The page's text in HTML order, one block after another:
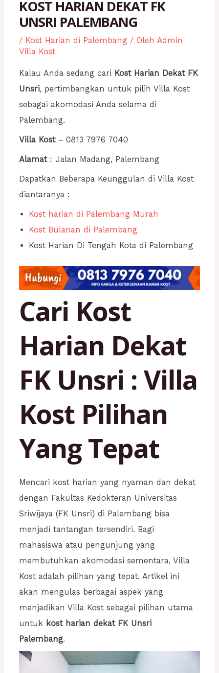
KOST HARIAN DEKAT FK
UNSRI PALEMBANG
/ Kost Harian di Palembang/ Oleh Admin
Villa Kost
Kalau Anda sedang cari Kost Harian Dekat FK
Unsri, pertimbangkan untuk pilih Villa Kost
sebagai akomodasi Anda selama di
Palembang.
Villa Kost– 0813 7976 7040
Alamat: Jalan Madang, Palembang
Dapatkan Beberapa Keunggulan di Villa Kost
diantaranya :
Kost harian di Palembang Murah
Kost Bulanan di Palembang
Kost Harian Di Tengah Kota di Palembang
Cari Kost
Harian Dekat
FK Unsri : Villa
Kost Pilihan
Yang Tepat
Mencari kost harian yang nyaman dan dekat
dengan Fakultas Kedokteran Universitas
Sriwijaya (FK Unsri) di Palembang bisa
menjadi tantangan tersendiri. Bagi
mahasiswa atau pengunjung yang
membutuhkan akomodasi sementara, Villa
Kost adalah pilihan yang tepat. Artikel ini
akan mengulas berbagai aspek yang
menjadikan Villa Kost sebagai pilihan utama
untuk kost harian dekat FK Unsri
Palembang.